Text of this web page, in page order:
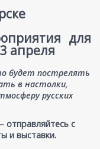
для
апреля
будет пострелять
в настолки,
русских
отправляйтесь с
и выставки.